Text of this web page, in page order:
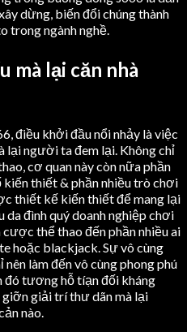
dừng, biến đổi chúng thành
trong ngành nghề.
mà lại căn nhà
điều khởi đầu nổi nhảy là việc
lại người ta đem lại. Không chỉ
cơ quan này còn nữa phần
thiết & phần nhiều trò chơi
thiết kế kiến thiết để mang lại
đình quý doanh nghiệp chơi
thể thao đến phần nhiều ai
hoặc blackjack. Sự vô cùng
làm đến vô cùng phong phú
tương hỗ tíạn đối kháng
giải trí thư dãn mà lại
nào.